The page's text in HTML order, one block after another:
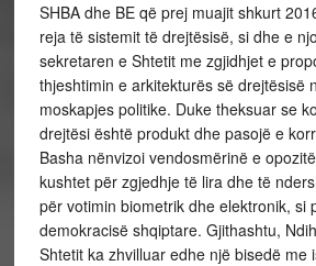
SHBA dhe BE që prej muajit shkurt
reja të sistemit të drejtësisë, si dhe e
sekretaren e Shtetit me zgjidhjet e
thjeshtimin e arkitekturës së drejtësisë
moskapjes politike. Duke theksuar se
drejtësi është produkt dhe pasojë e
Basha nënvizoi vendosmërinë e
kushtet për zgjedhje të lira dhe të
për votimin biometrik dhe elektronik, si
demokracisë shqiptare. Gjithashtu,
Shtetit ka zhvilluar edhe një bisedë me